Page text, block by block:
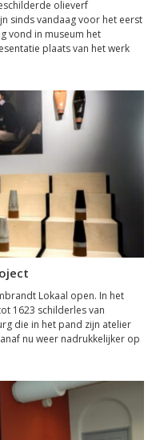
olieverf
sinds vandaag voor het eerst
vond in museum het
plaats van het werk
Lokaal open. In het
1623 schilderles van
die in het pand zijn atelier
nu weer nadrukkelijker op